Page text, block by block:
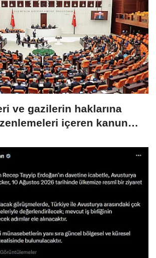
ve gazilerin haklarına
içeren kanun